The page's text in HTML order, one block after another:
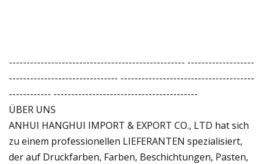
-------------------------------------------------- -------------------
------------------------------- --------------------------------------
------------ -----------------------------------------
ÜBER UNS
ANHUI HANGHUI IMPORT & EXPORT CO., LTD hat sich
zu einem professionellen LIEFERANTEN spezialisiert,
der auf Druckfarben, Farben, Beschichtungen, Pasten,